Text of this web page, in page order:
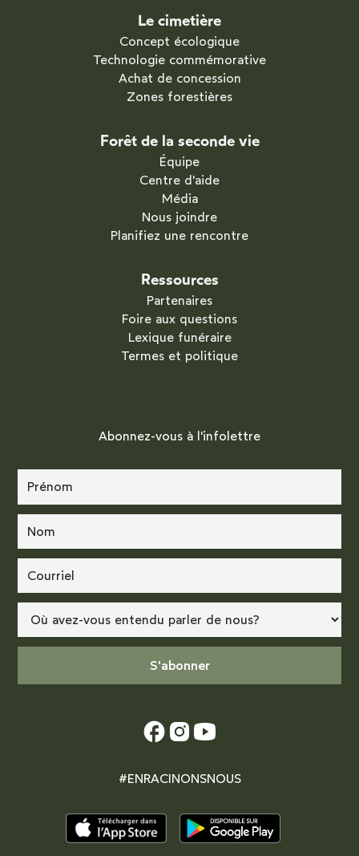
Le cimetière
Concept écologique
Technologie commémorative
Achat de concession
Zones forestières
Forêt de la seconde vie
Équipe
Centre d'aide
Média
Nous joindre
Planifiez une rencontre
Ressources
Partenaires
Foire aux questions
Lexique funéraire
Termes et politique
Abonnez-vous à l'infolettre
#ENRACINONSNOUS